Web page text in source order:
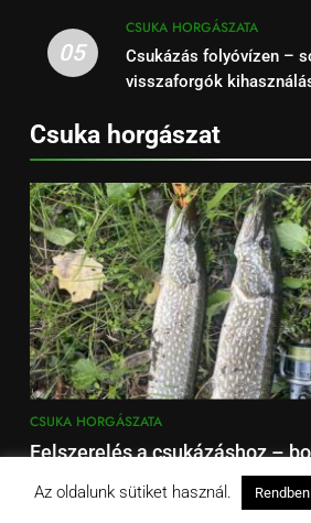
05
CSUKA HORGÁSZATA
Csukázás folyóvízen –
visszaforgók
Csuka horgászat
CSUKA HORGÁSZATA
Felszerelés a csukázáshoz –
zsinór
Az oldalunk sütiket használ. Rendben